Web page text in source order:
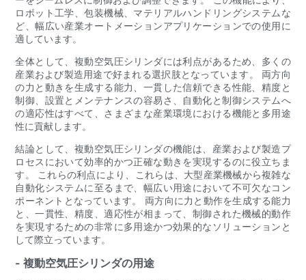
ロボット工学、包装機械、マテリアルハンドリングシステムな
ど、幅広い産業オートメーションアプリケーションでの使用に
適しています。
全体として、複動空気圧シリンダには利点があるため、多くの
産業および製造用途で好まれる選択肢となっています。 両方向
の力と動きを生成する能力、一貫した信頼できる性能、精度と
制御、設置とメンテナンスの容易さ、自動化と制御システムへ
の適応性はすべて、さまざまな産業環境における機能と多用途
性に貢献します。
結論として、複動空気圧シリンダの機能は、産業および製造プ
ロセスにおいて効率的かつ正確な動きを実現するのに役立ちま
す。 これらの利点により、これらは、大型産業機械から複雑な
自動化システムに至るまで、幅広い用途において不可欠なコン
ポーネントとなっています。 両方向に力と動作を生成する能力
と、一貫性、精度、適応性が相まって、制御された機械的動作
を実現するための非常に多用途かつ効果的なソリューションと
して際立っています。
- 複動空気圧シリンダの用途